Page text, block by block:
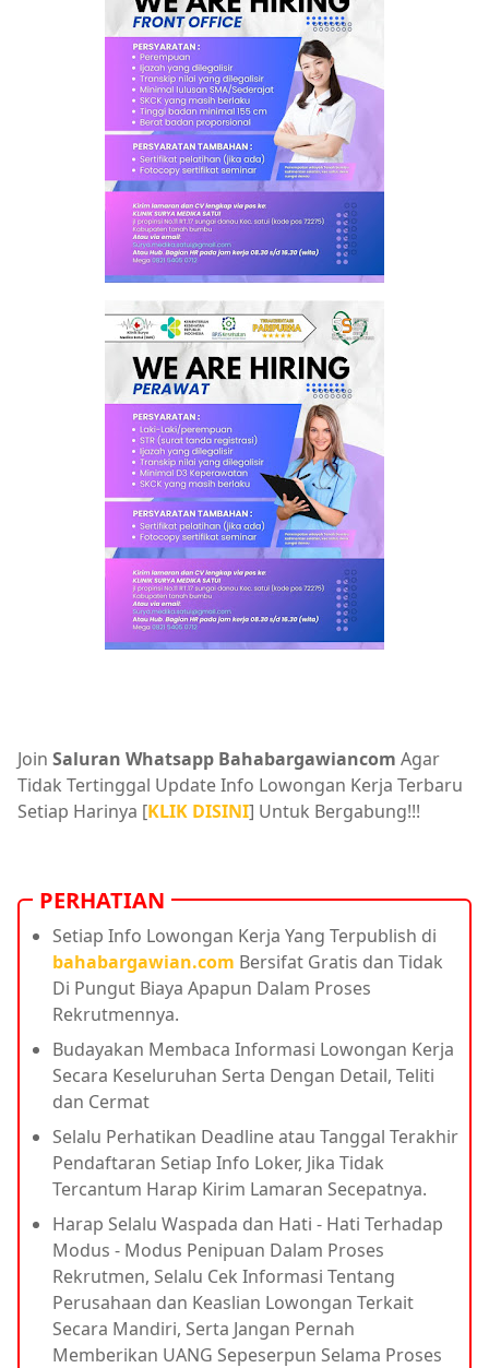
Join Saluran Whatsapp Bahabargawiancom Agar
Tidak Tertinggal Update Info Lowongan Kerja Terbaru
Setiap Harinya [KLIK DISINI] Untuk Bergabung!!!
PERHATIAN
Setiap Info Lowongan Kerja Yang Terpublish di
bahabargawian.com Bersifat Gratis dan Tidak
Di Pungut Biaya Apapun Dalam Proses
Rekrutmennya.
Budayakan Membaca Informasi Lowongan Kerja
Secara Keseluruhan Serta Dengan Detail, Teliti
dan Cermat
Selalu Perhatikan Deadline atau Tanggal Terakhir
Pendaftaran Setiap Info Loker, Jika Tidak
Tercantum Harap Kirim Lamaran Secepatnya.
Harap Selalu Waspada dan Hati - Hati Terhadap
Modus - Modus Penipuan Dalam Proses
Rekrutmen, Selalu Cek Informasi Tentang
Perusahaan dan Keaslian Lowongan Terkait
Secara Mandiri, Serta Jangan Pernah
Memberikan UANG Sepeserpun Selama Proses